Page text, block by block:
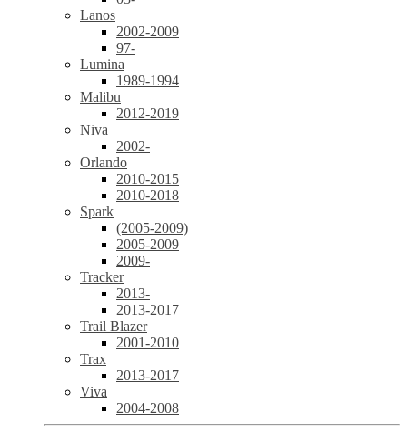
Lanos
2002-2009
97-
Lumina
1989-1994
Malibu
2012-2019
Niva
2002-
Orlando
2010-2015
2010-2018
Spark
(2005-2009)
2005-2009
2009-
Tracker
2013-
2013-2017
Trail Blazer
2001-2010
Trax
2013-2017
Viva
2004-2008